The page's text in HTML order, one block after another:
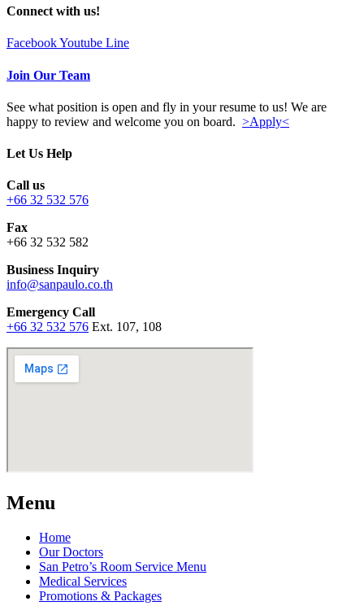
Connect with us!
FacebookYoutube Line
Join Our Team
See what position is open and fly in your resume to us! We are
happy to review and welcome you on board. >Apply<
Let Us Help
Call us
+66 32 532 576
Fax
+66 32 532 582
Business Inquiry
info@sanpaulo.co.th
Emergency Call
+66 32 532 576 Ext. 107, 108
Menu
Home
Our Doctors
San Petro’s Room Service Menu
Medical Services
Promotions & Packages